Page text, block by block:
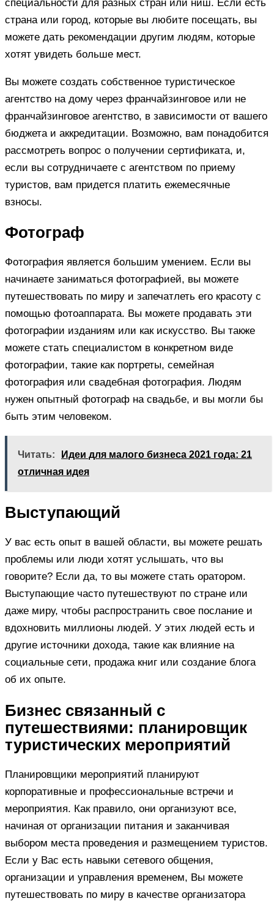
специальности для разных стран или ниш. Если есть
страна или город, которые вы любите посещать, вы
можете дать рекомендации другим людям, которые
хотят увидеть больше мест.
Вы можете создать собственное туристическое
агентство на дому через франчайзинговое или не
франчайзинговое агентство, в зависимости от вашего
бюджета и аккредитации. Возможно, вам понадобится
рассмотреть вопрос о получении сертификата, и,
если вы сотрудничаете с агентством по приему
туристов, вам придется платить ежемесячные
взносы.
Фотограф
Фотография является большим умением. Если вы
начинаете заниматься фотографией, вы можете
путешествовать по миру и запечатлеть его красоту с
помощью фотоаппарата. Вы можете продавать эти
фотографии изданиям или как искусство. Вы также
можете стать специалистом в конкретном виде
фотографии, такие как портреты, семейная
фотография или свадебная фотография. Людям
нужен опытный фотограф на свадьбе, и вы могли бы
быть этим человеком.
Читать:
Идеи для малого бизнеса 2021 года: 21
отличная идея
Выступающий
У вас есть опыт в вашей области, вы можете решать
проблемы или люди хотят услышать, что вы
говорите? Если да, то вы можете стать оратором.
Выступающие часто путешествуют по стране или
даже миру, чтобы распространить свое послание и
вдохновить миллионы людей. У этих людей есть и
другие источники дохода, такие как влияние на
социальные сети, продажа книг или создание блога
об их опыте.
Бизнес связанный с
путешествиями: планировщик
туристических мероприятий
Планировщики мероприятий планируют
корпоративные и профессиональные встречи и
мероприятия. Как правило, они организуют все,
начиная от организации питания и заканчивая
выбором места проведения и размещением туристов.
Если у Вас есть навыки сетевого общения,
организации и управления временем, Вы можете
путешествовать по миру в качестве организатора